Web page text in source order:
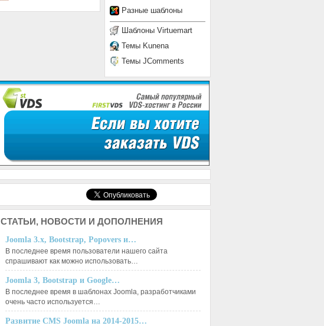
Разные шаблоны
Шаблоны Virtuemart
Темы Kunena
Темы JComments
СТАТЬИ, НОВОСТИ И ДОПОЛНЕНИЯ
Joomla 3.x, Bootstrap, Popovers и…
В последнее время пользователи нашего сайта
спрашивают как можно использовать…
Joomla 3, Bootstrap и Google…
В последнее время в шаблонах Joomla, разработчиками
очень часто используется…
Развитие CMS Joomla на 2014-2015…